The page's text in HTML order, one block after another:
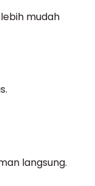
mudah
langsung.